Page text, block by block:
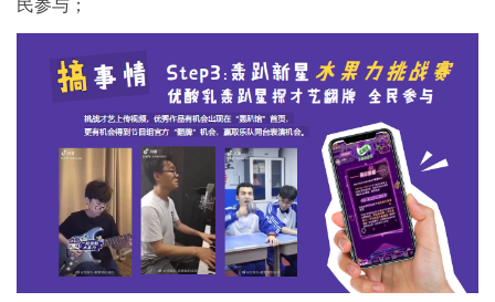
民参与；